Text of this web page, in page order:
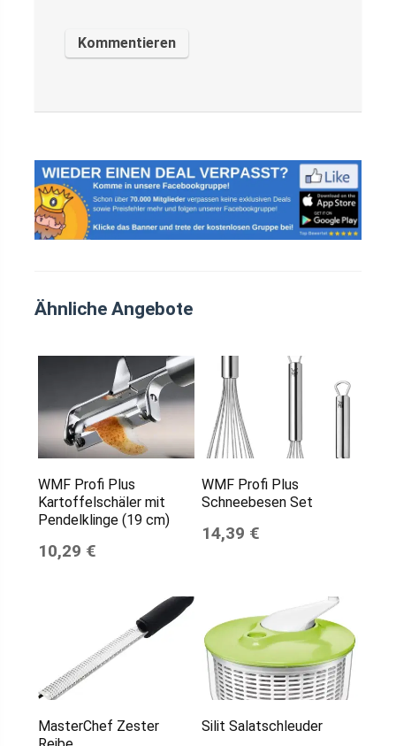
Ähnliche Angebote
WMF Profi Plus
Kartoffelschäler mit
Pendelklinge (19 cm)
10,29 €
WMF Profi Plus
Schneebesen Set
14,39 €
MasterChef Zester
Silit Salatschleuder